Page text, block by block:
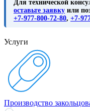
Для технической
оставьте заявку или
+7-977-800-72-80, +7-
Услуги
Производство